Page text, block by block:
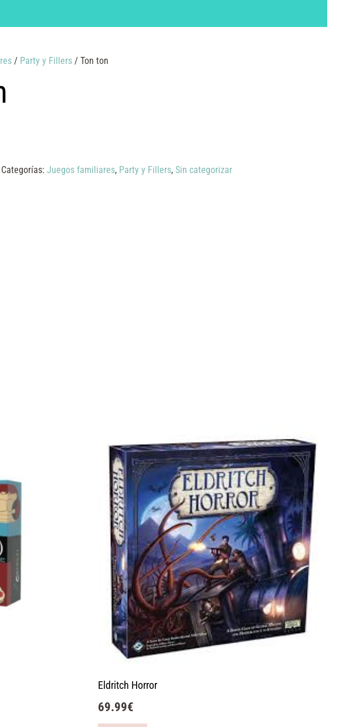
/ Party y Fillers/ Ton ton
Categorías: Juegos familiares, Party y Fillers, Sin categorizar
Eldritch Horror
69.99€